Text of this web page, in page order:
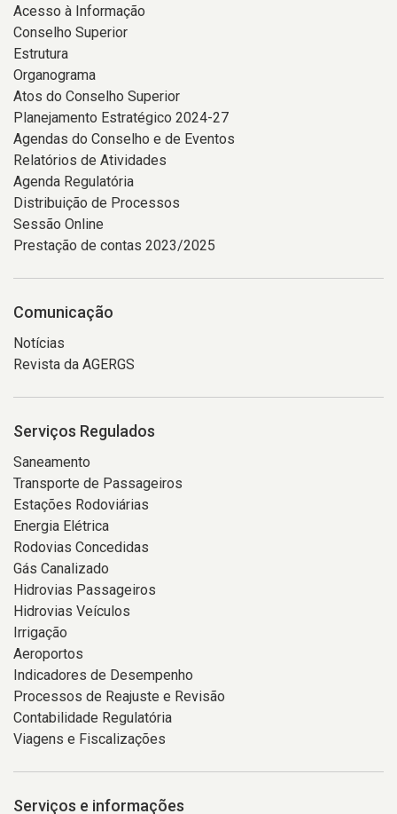
Acesso à Informação
Conselho Superior
Estrutura
Organograma
Atos do Conselho Superior
Planejamento Estratégico 2024-27
Agendas do Conselho e de Eventos
Relatórios de Atividades
Agenda Regulatória
Distribuição de Processos
Sessão Online
Prestação de contas 2023/2025
Comunicação
Notícias
Revista da AGERGS
Serviços Regulados
Saneamento
Transporte de Passageiros
Estações Rodoviárias
Energia Elétrica
Rodovias Concedidas
Gás Canalizado
Hidrovias Passageiros
Hidrovias Veículos
Irrigação
Aeroportos
Indicadores de Desempenho
Processos de Reajuste e Revisão
Contabilidade Regulatória
Viagens e Fiscalizações
Serviços e informações